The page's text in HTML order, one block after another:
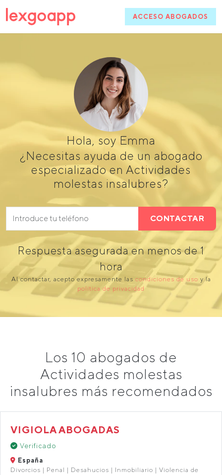
ACCESO ABOGADOS
Hola, soy Emma
¿Necesitas ayuda de un abogado
especializado en Actividades
molestas insalubres?
CONTACTAR
Respuesta asegurada en menos de 1
hora
Al contactar, acepto expresamente las condiciones de uso y la
política de privacidad
Los 10 abogados de
Actividades molestas
insalubres más recomendados
VIGIOLA ABOGADAS
Verificado
España
Divorcios | Penal | Desahucios | Inmobiliario | Violencia de